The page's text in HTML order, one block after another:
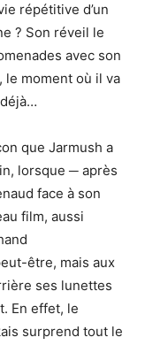
répétitive d’un
? Son réveil le
avec son
le moment où il va
que Jarmush a
lorsque ─ après
face à son
film, aussi
être, mais aux
ses lunettes
En effet, le
surprend tout le